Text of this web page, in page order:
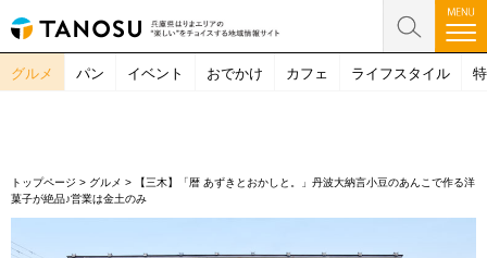
グルメ パン イベント おでかけ カフェ ライフスタイル
トップページ > グルメ >
【三木】「暦 あずきとおかしと。」丹波大納言小豆のあんこで作る洋
菓子が絶品♪営業は金土のみ